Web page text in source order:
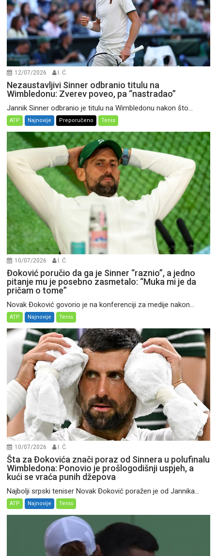
12/07/2026 I. Ć.
Nezaustavljivi Sinner odbranio titulu na
Wimbledonu: Zverev poveo, pa “nastradao”
Jannik Sinner odbranio je titulu na Wimbledonu nakon što...
ATP Najnovije Preporučeno Tenis
10/07/2026 I. Ć.
Đoković poručio da ga je Sinner “raznio”, a jedno
pitanje mu je posebno zasmetalo: “Muka mi je da
pričam o tome”
Novak Đoković govorio je na konferenciji za medije nakon...
ATP Najnovije Tenis
10/07/2026 I. Ć.
Šta za Đokovića znači poraz od Sinnera u polufinalu
Wimbledona: Ponovio je prošlogodišnji uspjeh, a
kući se vraća punih džepova
Najbolji srpski teniser Novak Đoković poražen je od Jannika...
ATP Najnovije Tenis